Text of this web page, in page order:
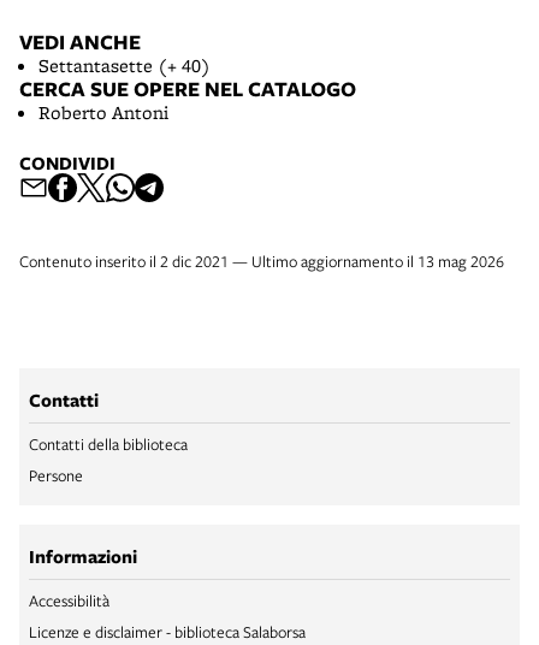
VEDI ANCHE
Settantasette (+ 40)
CERCA SUE OPERE NEL CATALOGO
Roberto Antoni
CONDIVIDI
Contenuto inserito il 2 dic 2021 — Ultimo aggiornamento il 13 mag 2026
Contatti
Contatti della biblioteca
Persone
Informazioni
Accessibilità
Licenze e disclaimer - biblioteca Salaborsa